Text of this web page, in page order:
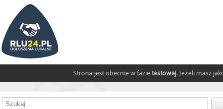
Strona jest obecnie w fazie testowej. Jeżeli masz